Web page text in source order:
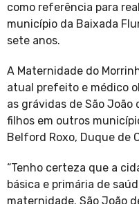
como referência para
município da Baixada
sete anos.
A Maternidade do
atual prefeito e médico
as grávidas de São João
filhos em outros
Belford Roxo, Duque de
“Tenho certeza que a
básica e primária de
maternidade. São João